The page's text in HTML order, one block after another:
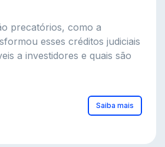
precatórios, como a
esses créditos judiciais
a investidores e quais são
Saiba mais